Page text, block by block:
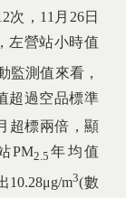
次，11月26日
左營站小時值
監測值來看，
超過空品標準
超標兩倍，顯
PM2.5 年均值
10.28μg/m3(數